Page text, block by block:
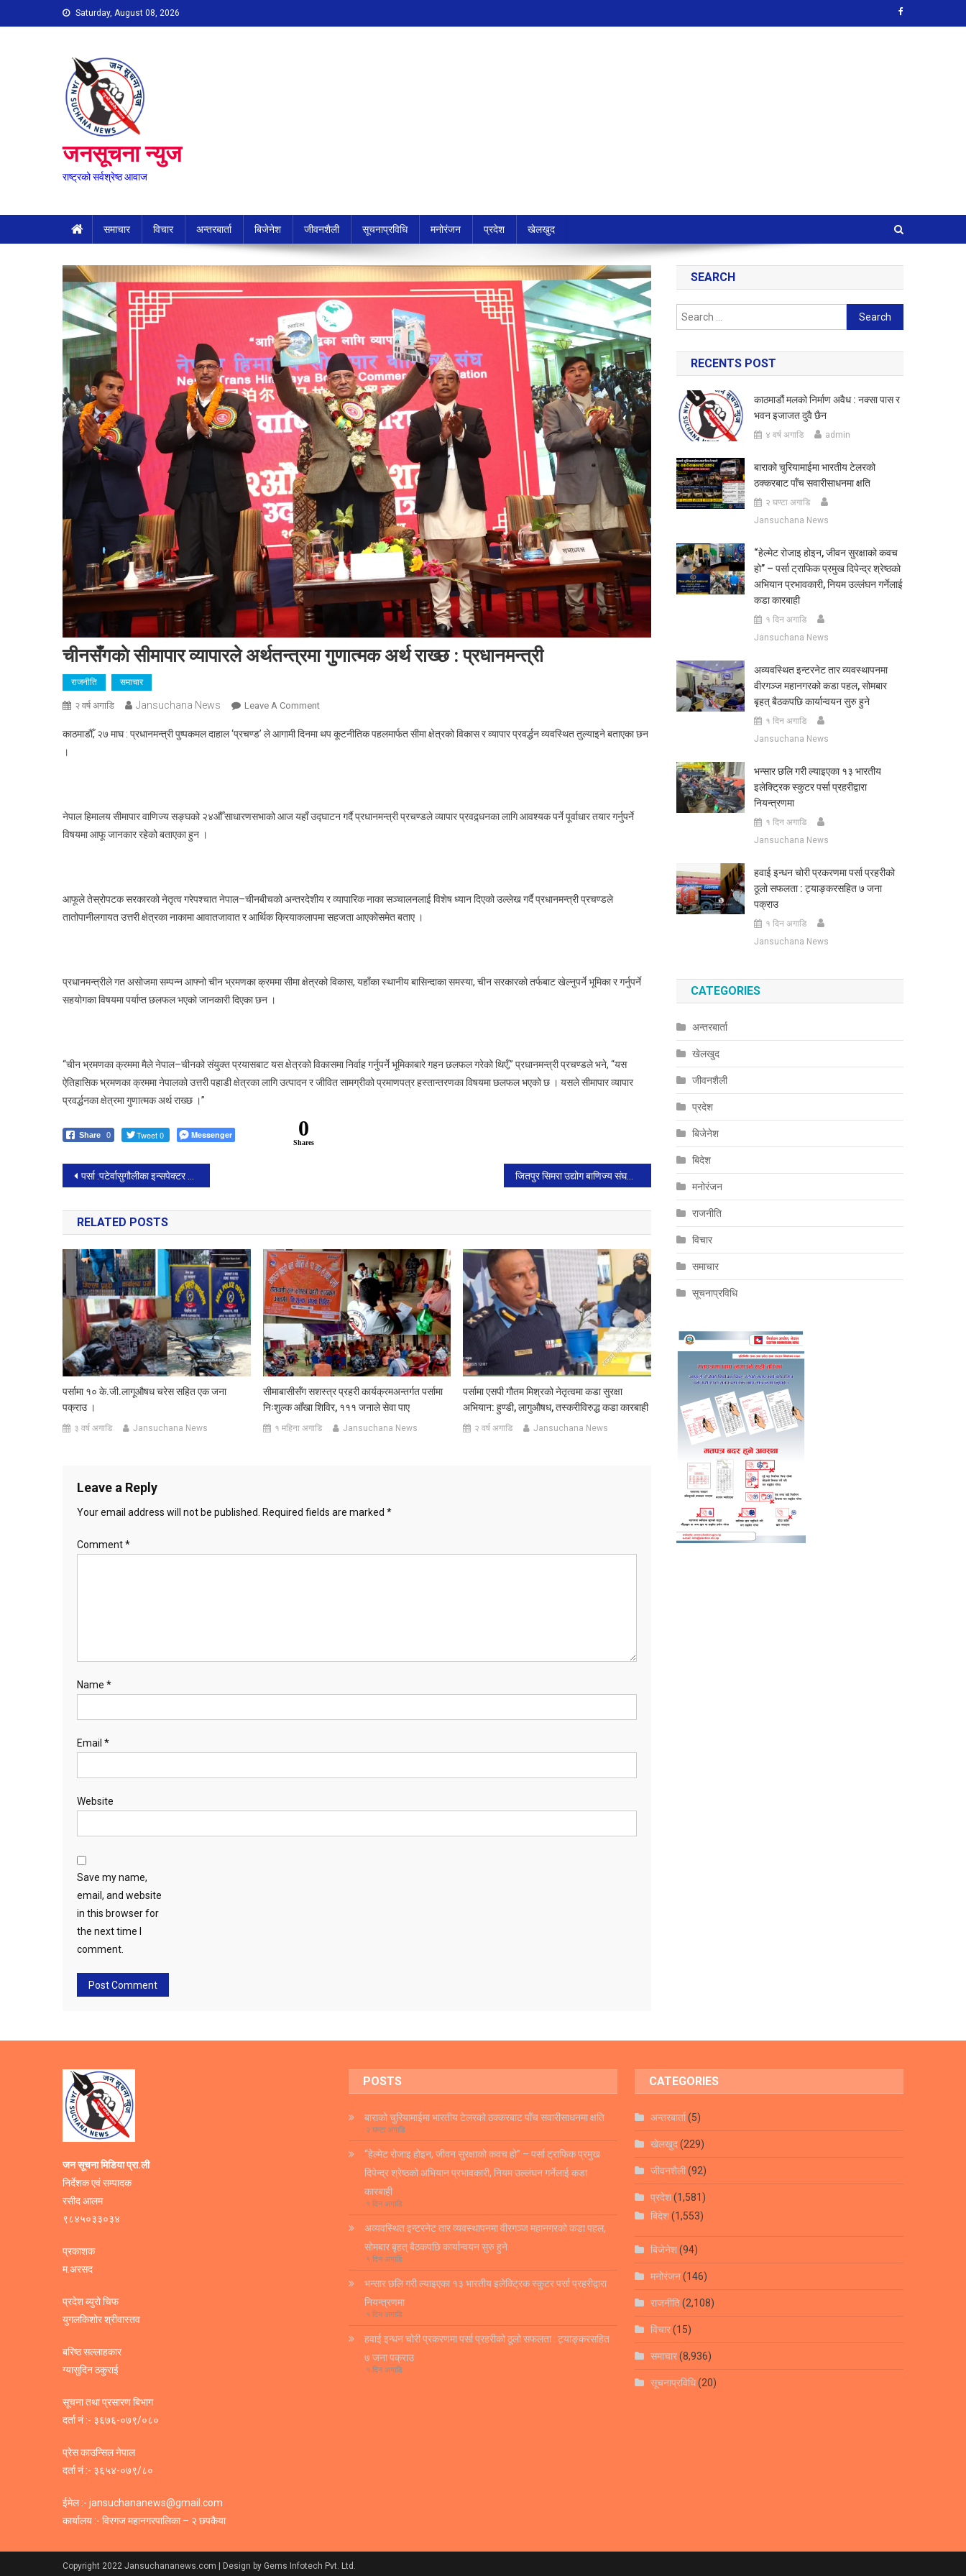
to
Saturday, August 08, 2026
जनसूचना न्युज
राष्ट्रको सर्वश्रेष्ठ आवाज
समाचार विचार अन्तरबार्ता बिजेनेश जीवनशैली सूचनाप्रविधि मनोरंजन प्रदेश खेलखुद
चीनसँगकाे सीमापार व्यापारले अर्थतन्त्रमा गुणात्मक अर्थ राख्छ : प्रधानमन्त्री
राजनीति समाचार
२ वर्ष अगाडि Jansuchana News Leave A CommentOn
सीमापार
राख्छ
काठमाडौँ, २७ माघ : प्रधानमन्त्री पुष्पकमल दाहाल ‘प्रचण्ड’ ले आगामी दिनमा थप कूटनीतिक पहलमार्फत सीमा क्षेत्रको विकास र व्यापार प्रवर्द्धन व्यवस्थित तुल्याइने बताएका छन
।
नेपाल हिमालय सीमापार वाणिज्य सङ्घको २४औँ साधारणसभाको आज यहाँ उद्घाटन गर्दै प्रधानमन्त्री प्रचण्डले व्यापार प्रवद्र्धनका लागि आवश्यक पर्ने पूर्वाधार तयार गर्नुपर्ने
विषयमा आफू जानकार रहेको बताएका हुन ।
आफूले तेस्रोपटक सरकारको नेतृत्व गरेपश्चात नेपाल–चीनबीचको अन्तरदेशीय र व्यापारिक नाका सञ्चालनलाई विशेष ध्यान दिएको उल्लेख गर्दै प्रधानमन्त्री प्रचण्डले
तातोपानीलगायत उत्तरी क्षेत्रका नाकामा आवातजावात र आर्थिक क्रियाकलापमा सहजता आएकोसमेत बताए ।
प्रधानमन्त्रीले गत असोजमा सम्पन्न आफ्नो चीन भ्रमणका क्रममा सीमा क्षेत्रको विकास, यहाँका स्थानीय बासिन्दाका समस्या, चीन सरकारको तर्फबाट खेल्नुपर्ने भूमिका र गर्नुपर्ने
सहयोगका विषयमा पर्याप्त छलफल भएको जानकारी दिएका छन ।
“चीन भ्रमणका क्रममा मैले नेपाल–चीनको संयुक्त प्रयासबाट यस क्षेत्रको विकासमा निर्वाह गर्नुपर्ने भूमिकाबारे गहन छलफल गरेको थिएँ,” प्रधानमन्त्री प्रचण्डले भने, “यस
ऐतिहासिक भ्रमणका क्रममा नेपालको उत्तरी पहाडी क्षेत्रका लागि उत्पादन र जीवित सामग्रीको प्रमाणपत्र हस्तान्तरणका विषयमा छलफल भएको छ । यसले सीमापार व्यापार
प्रवर्द्धनका क्षेत्रमा गुणात्मक अर्थ राख्छ ।”
Share 0 Tweet 0 Messenger 0
Shares
Post
navigation
पर्सा :पटेर्वासुगौलीका इन्सपेक्टर केशरीको कमान्डमा लागु औषध सहित व्यक्ति पक्राउ । जितपुर सिमरा उद्योग बाणिज्य संघले पहिलो पटक महोत्सव गर्दै
RELATED POSTS
पर्सामा १० के.जी.लागूऔषध चरेस सहित एक जना
पक्राउ ।
३ वर्ष अगाडि Jansuchana News
सीमाबासीसँग सशस्त्र प्रहरी कार्यक्रमअन्तर्गत पर्सामा
निःशुल्क आँखा शिविर, १११ जनाले सेवा पाए
१ महिना अगाडि Jansuchana News
पर्सामा एसपी गौतम मिश्रको नेतृत्वमा कडा सुरक्षा
अभियान: हुण्डी, लागुऔषध, तस्करीविरुद्ध कडा कारबाही
२ वर्ष अगाडि Jansuchana News
Leave a Reply
Your email address will not be published. Required fields are marked *
Comment*
Name *
Email *
Website
Save my name,
email, and website
in this browser for
the next time I
comment.
SEARCH
Search
for:
RECENTS POST
काठमाडौं मलको निर्माण अवैध : नक्सा पास र
भवन इजाजत दुवै छैन
४ वर्ष अगाडि admin
बाराको चुरियामाईमा भारतीय टेलरको
ठक्करबाट पाँच सवारीसाधनमा क्षति
२ घण्टा अगाडि
Jansuchana News
“हेल्मेट रोजाइ होइन, जीवन सुरक्षाको कवच
हो” – पर्सा ट्राफिक प्रमुख दिपेन्द्र श्रेष्ठको
अभियान प्रभावकारी, नियम उल्लंघन गर्नेलाई
कडा कारबाही
१ दिन अगाडि
Jansuchana News
अव्यवस्थित इन्टरनेट तार व्यवस्थापनमा
वीरगञ्ज महानगरको कडा पहल, सोमबार
बृहत् बैठकपछि कार्यान्वयन सुरु हुने
१ दिन अगाडि
Jansuchana News
भन्सार छलि गरी ल्याइएका १३ भारतीय
इलेक्ट्रिक स्कुटर पर्सा प्रहरीद्वारा
नियन्त्रणमा
१ दिन अगाडि
Jansuchana News
हवाई इन्धन चोरी प्रकरणमा पर्सा प्रहरीको
ठूलो सफलता : ट्याङ्करसहित ७ जना
पक्राउ
१ दिन अगाडि
Jansuchana News
CATEGORIES
अन्तरबार्ता
खेलखुद
जीवनशैली
प्रदेश
बिजेनेश
बिदेश
मनोरंजन
राजनीति
विचार
समाचार
सूचनाप्रविधि
जन सूचना मिडिया प्रा.ली
निर्देशक एवं सम्पादक
रसीद आलम
९८४५०३३०३४
प्रकाशक
म.अरसद
प्रदेश ब्युरो चिफ
युगलकिशोर श्रीवास्तव
बरिष्ठ सल्लाहकार
ग्यासुदिन ठकुराई
सूचना तथा प्रसारण बिभाग
दर्ता नं :- ३६७६-०७९/०८०
प्रेस काउन्सिल नेपाल
दर्ता नं :- ३६५४-०७९/८०
ईमेल :- jansuchananews@gmail.com
कार्यालय :- विरगज महानगरपालिका – २ छपकैया
POSTS
बाराको चुरियामाईमा भारतीय टेलरको ठक्करबाट पाँच सवारीसाधनमा क्षति
२ घण्टा अगाडि
“हेल्मेट रोजाइ होइन, जीवन सुरक्षाको कवच हो” – पर्सा ट्राफिक प्रमुख
दिपेन्द्र श्रेष्ठको अभियान प्रभावकारी, नियम उल्लंघन गर्नेलाई कडा
कारबाही
१ दिन अगाडि
अव्यवस्थित इन्टरनेट तार व्यवस्थापनमा वीरगञ्ज महानगरको कडा पहल,
सोमबार बृहत् बैठकपछि कार्यान्वयन सुरु हुने
१ दिन अगाडि
भन्सार छलि गरी ल्याइएका १३ भारतीय इलेक्ट्रिक स्कुटर पर्सा प्रहरीद्वारा
नियन्त्रणमा
१ दिन अगाडि
हवाई इन्धन चोरी प्रकरणमा पर्सा प्रहरीको ठूलो सफलता : ट्याङ्करसहित
७ जना पक्राउ
१ दिन अगाडि
CATEGORIES
अन्तरबार्ता(5)
खेलखुद(229)
जीवनशैली(92)
प्रदेश(1,581)
बिदेश(1,553)
बिजेनेश(94)
मनोरंजन(146)
राजनीति(2,108)
विचार(15)
समाचार(8,936)
सूचनाप्रविधि(20)
Copyright 2022 Jansuchananews.com | Design by Gems Infotech Pvt. Ltd.